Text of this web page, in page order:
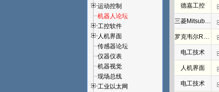
运动控制
机器人论坛
工控软件
人机界面
传感器论坛
仪器仪表
机器视觉
现场总线
工业以太网
德嘉工控
三菱Mitsubishi
罗克韦尔Rockwell(AB)
电工技术
人机界面
电工技术